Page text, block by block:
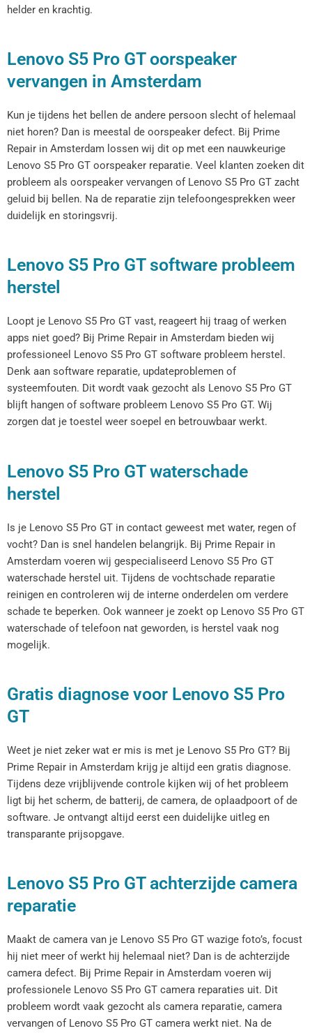
helder en krachtig.
Lenovo S5 Pro GT oorspeaker
vervangen in Amsterdam
Kun je tijdens het bellen de andere persoon slecht of helemaal
niet horen? Dan is meestal de oorspeaker defect. Bij Prime
Repair in Amsterdam lossen wij dit op met een nauwkeurige
Lenovo S5 Pro GT oorspeaker reparatie. Veel klanten zoeken dit
probleem als oorspeaker vervangen of Lenovo S5 Pro GT zacht
geluid bij bellen. Na de reparatie zijn telefoongesprekken weer
duidelijk en storingsvrij.
Lenovo S5 Pro GT software probleem
herstel
Loopt je Lenovo S5 Pro GT vast, reageert hij traag of werken
apps niet goed? Bij Prime Repair in Amsterdam bieden wij
professioneel Lenovo S5 Pro GT software probleem herstel.
Denk aan software reparatie, updateproblemen of
systeemfouten. Dit wordt vaak gezocht als Lenovo S5 Pro GT
blijft hangen of software probleem Lenovo S5 Pro GT. Wij
zorgen dat je toestel weer soepel en betrouwbaar werkt.
Lenovo S5 Pro GT waterschade
herstel
Is je Lenovo S5 Pro GT in contact geweest met water, regen of
vocht? Dan is snel handelen belangrijk. Bij Prime Repair in
Amsterdam voeren wij gespecialiseerd Lenovo S5 Pro GT
waterschade herstel uit. Tijdens de vochtschade reparatie
reinigen en controleren wij de interne onderdelen om verdere
schade te beperken. Ook wanneer je zoekt op Lenovo S5 Pro GT
waterschade of telefoon nat geworden, is herstel vaak nog
mogelijk.
Gratis diagnose voor Lenovo S5 Pro
GT
Weet je niet zeker wat er mis is met je Lenovo S5 Pro GT? Bij
Prime Repair in Amsterdam krijg je altijd een gratis diagnose.
Tijdens deze vrijblijvende controle kijken wij of het probleem
ligt bij het scherm, de batterij, de camera, de oplaadpoort of de
software. Je ontvangt altijd eerst een duidelijke uitleg en
transparante prijsopgave.
Lenovo S5 Pro GT achterzijde camera
reparatie
Maakt de camera van je Lenovo S5 Pro GT wazige foto’s, focust
hij niet meer of werkt hij helemaal niet? Dan is de achterzijde
camera defect. Bij Prime Repair in Amsterdam voeren wij
professionele Lenovo S5 Pro GT camera reparaties uit. Dit
probleem wordt vaak gezocht als camera reparatie, camera
vervangen of Lenovo S5 Pro GT camera werkt niet. Na de